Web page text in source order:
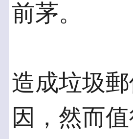
前茅。
造成垃圾
因，然而